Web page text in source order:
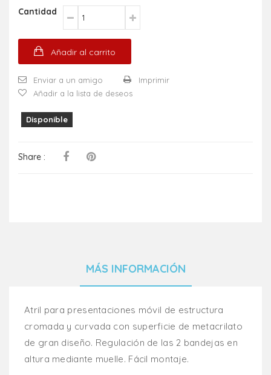
Cantidad
Añadir al carrito
Enviar a un amigo
Imprimir
Añadir a la lista de deseos
Disponible
Share :
MÁS INFORMACIÓN
Atril para presentaciones móvil de estructura
cromada y curvada con superficie de metacrilato
de gran diseño. Regulación de las 2 bandejas en
altura mediante muelle. Fácil montaje.